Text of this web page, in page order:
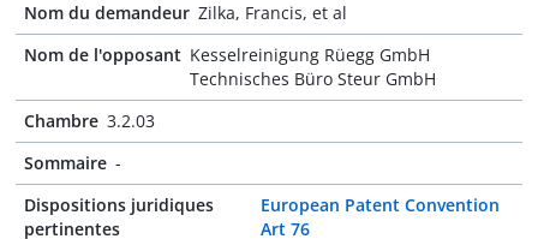
Nom du demandeur Zilka, Francis, et al
Nom de l'opposant Kesselreinigung Rüegg GmbH
Technisches Büro Steur GmbH
Chambre 3.2.03
Sommaire -
Dispositions juridiques
pertinentes
European Patent Convention
Art 76